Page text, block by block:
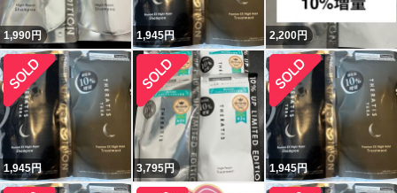
1,990円 1,945円 2,200円
1,945円 3,795円 1,945円